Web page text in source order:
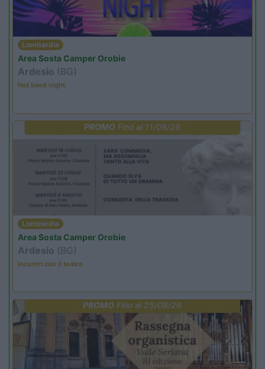
Lombardia
Area Sosta Camper Orobie
Ardesio (BG)
Not baed night
PROMO Fino al 11/08/26
Lombardia
Area Sosta Camper Orobie
Ardesio (BG)
Incontri con il teatro
PROMO Fino al 25/08/26